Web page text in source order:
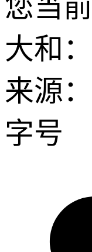
您当
大和
来源
字号